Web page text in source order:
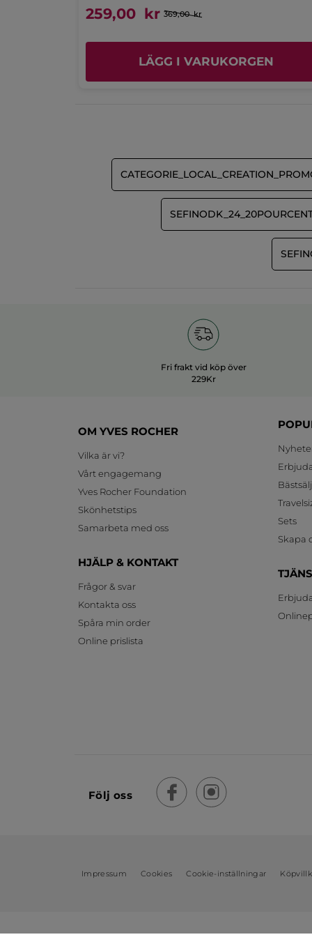
259,00 kr 369,00 kr
LÄGG I VARUKORGEN
Fri frakt vid köp över
229Kr
OM YVES ROCHER
Vilka är vi?
Vårt engagemang
Yves Rocher Foundation
Skönhetstips
Samarbeta med oss
HJÄLP & KONTAKT
Frågor & svar
Kontakta oss
Spåra min order
Online prislista
Sets
Skapa
Följ oss
Impressum Cookies Cookie-inställningar